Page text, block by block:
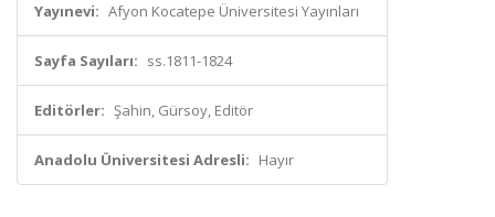
Yayınevi: Afyon Kocatepe Üniversitesi Yayınları
Sayfa Sayıları: ss.1811-1824
Editörler: Şahin, Gürsoy, Editör
Anadolu Üniversitesi Adresli: Hayır